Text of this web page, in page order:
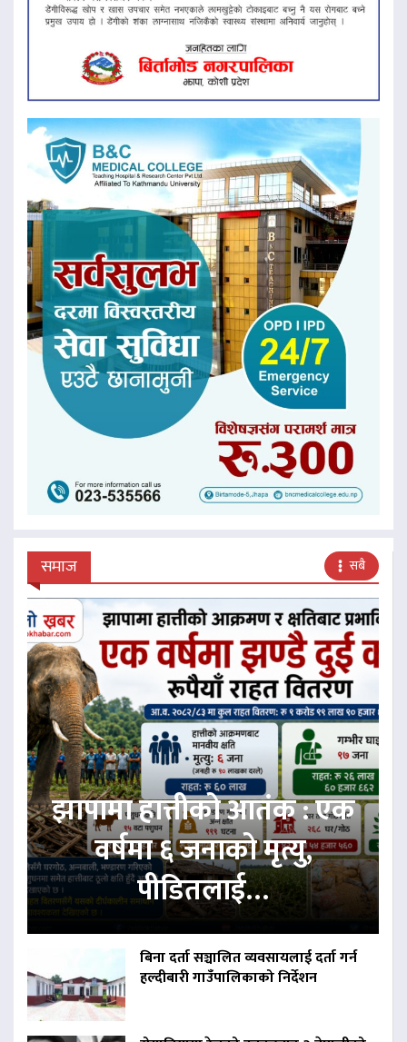
समाज सबै
झापामा हात्तीको आतंक : एक
वर्षमा ६ जनाको मृत्यु,
पीडितलाई…
बिना दर्ता सञ्चालित व्यवसायलाई दर्ता गर्न
हल्दीबारी गाउँपालिकाको निर्देशन